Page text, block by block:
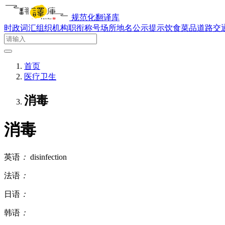
规范化翻译库
时政词汇组织机构职衔称号场所地名公示提示饮食菜品道路交
首页
医疗卫生
消毒
消毒
英语 ： disinfection
法语 ：
日语 ：
韩语 ：